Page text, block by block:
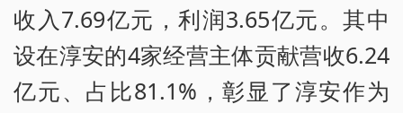
收入7.69亿元，利润3.65亿元。其中
设在淳安的4家经营主体贡献营收6.24
亿元、占比81.1%，彰显了淳安作为